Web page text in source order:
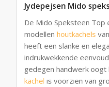
Jydepejsen Mido
De Mido Speksteen Top
modellen houtkachels
heeft een slanke en
indrukwekkende
gedegen handwerk
kachel is voorzien van